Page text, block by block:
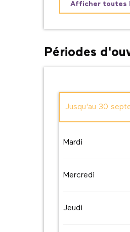
Afficher toutes
Périodes
Jusqu'au 30
Mardi
Mercredi
Jeudi